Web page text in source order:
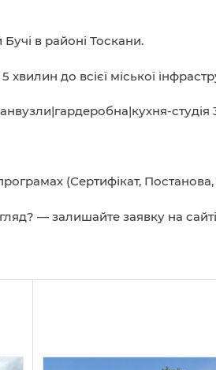
Бучі в районі Тоскани.
до всієї міської
студія
(Сертифікат, Постанова,
— залишайте заявку на